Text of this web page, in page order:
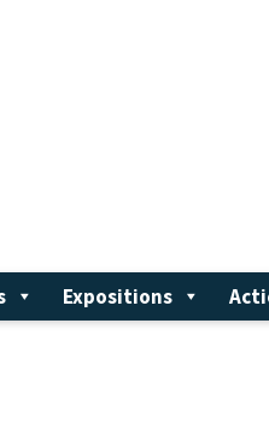
Expositions